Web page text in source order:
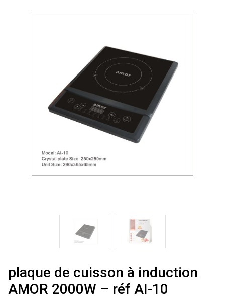
plaque de cuisson à induction
AMOR 2000W – réf AI-10